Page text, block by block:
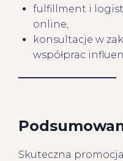
fulfillment i
online,
konsultacje w
współprac
Skuteczna